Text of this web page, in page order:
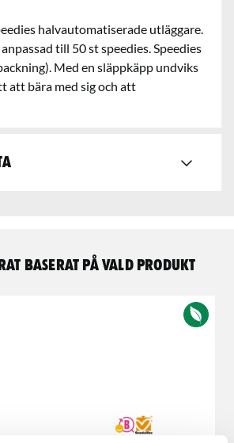
halvautomatiserade utläggare.
till 50 st speedies. Speedies
Med en släppkäpp undviks
att bära med sig och att
baserat på vald produkt